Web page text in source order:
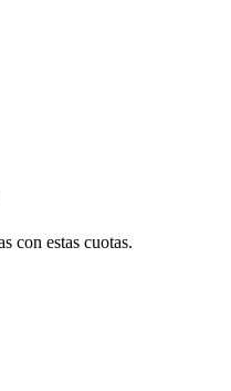
con estas cuotas.